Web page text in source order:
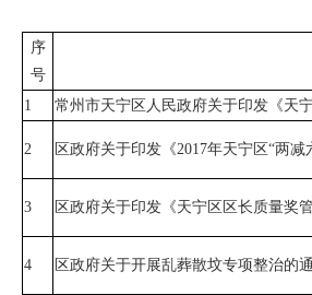
序
号
1
常州市天宁区人民政府关于印发《天
2 区政府关于印发《2017年天宁区“两
3 区政府关于印发《天宁区区长质量奖
4 区政府关于开展乱葬散坟专项整治的